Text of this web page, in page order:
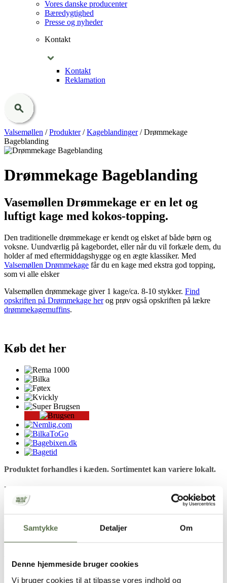
Samtykke Detaljer Om
Denne hjemmeside bruger cookies
Vi bruger cookies til at tilpasse vores indhold og
Vores danske producenter
Bæredygtighed
Presse og nyheder
Kontakt
Kontakt
Reklamation
Valsemøllen /Produkter/Kageblandinger/Drømmekage
Bageblanding
Drømmekage Bageblanding
Vasemøllen Drømmekage er en let og
luftigt kage med kokos-topping.
Den traditionelle drømmekage er kendt og elsket af både børn og
voksne. Uundværlig på kagebordet, eller når du vil forkæle dem, du
holder af med eftermiddagshygge og en ægte klassiker. Med
Valsemøllen Drømmekage får du en kage med ekstra god topping,
som vi alle elsker
Valsemøllen drømmekage giver 1 kage/ca. 8-10 stykker. Find
opskriften på Drømmekage herog prøv også opskriften på lækre
drømmekagemuffins.
Køb det her
Produktet forhandles i kæden. Sortimentet kan variere lokalt.
Ingredienser
Sukker, brun farin,HVEDESTIVELSE, 9,5 % kokosmel,
solsikkeolie, vaniljesukker (vaniljearoma, vanilje), hævemidler
(E450, E500), glukosesirup, salt,